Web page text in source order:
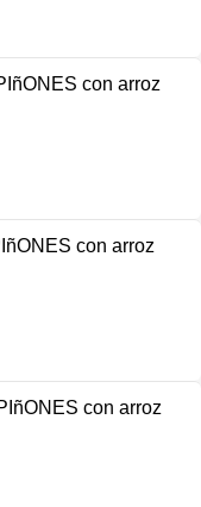
con arroz
con arroz
con arroz